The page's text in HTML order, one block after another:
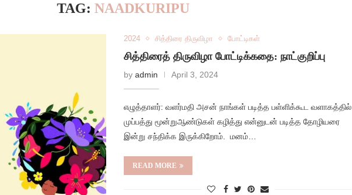
TAG: NAADKURIPU
2024 சித்திரை திருவிழா போட்டிகள்
சித்திரைத் திருவிழா போட்டிக்கதை: நாட்குறிப்பு
by admin April 3, 2024
எழுத்தாளர்: வளர்மதி அசன் நாங்கள் படித்த பள்ளிக்கூட வளாகத்தில்
முப்பத்து மூன்றுஆண்டுகள் கழித்து என்னுடன் படித்த தோழியரை
இன்று சந்திக்க இருக்கிறோம். மனம்…
READ MORE